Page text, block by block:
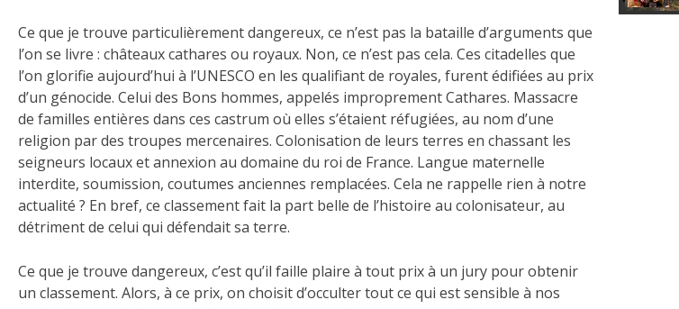
Ce que je trouve particulièrement dangereux, ce n’est pas la bataille d’arguments que
l’on se livre : châteaux cathares ou royaux. Non, ce n’est pas cela. Ces citadelles que
l’on glorifie aujourd’hui à l’UNESCO en les qualifiant de royales, furent édifiées au prix
d’un génocide. Celui des Bons hommes, appelés improprement Cathares. Massacre
de familles entières dans ces castrum où elles s’étaient réfugiées, au nom d’une
religion par des troupes mercenaires. Colonisation de leurs terres en chassant les
seigneurs locaux et annexion au domaine du roi de France. Langue maternelle
interdite, soumission, coutumes anciennes remplacées. Cela ne rappelle rien à notre
actualité ? En bref, ce classement fait la part belle de l’histoire au colonisateur, au
détriment de celui qui défendait sa terre.
Ce que je trouve dangereux, c’est qu’il faille plaire à tout prix à un jury pour obtenir
un classement. Alors, à ce prix, on choisit d’occulter tout ce qui est sensible à nos